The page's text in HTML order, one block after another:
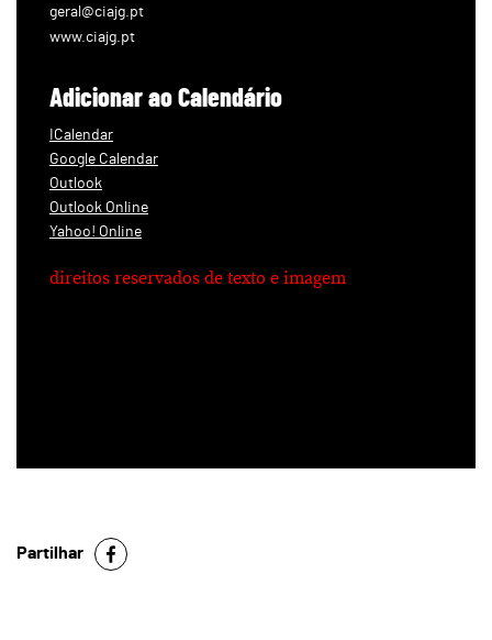
geral@ciajg.pt
www.ciajg.pt
Adicionar ao Calendário
ICalendar
Google Calendar
Outlook
Outlook Online
Yahoo! Online
direitos reservados de texto e imagem
Partilhar